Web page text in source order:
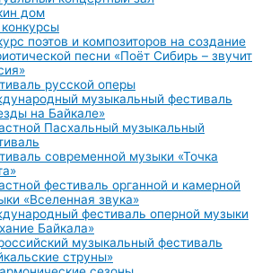
дом
поэтов и композиторов на создание
песни «Поёт Сибирь – звучит
русской оперы
музыкальный фестиваль
на Байкале»
Пасхальный музыкальный
современной музыки «Точка
фестиваль органной и камерной
«Вселенная звука»
фестиваль оперной музыки
Байкала»
музыкальный фестиваль
струны»